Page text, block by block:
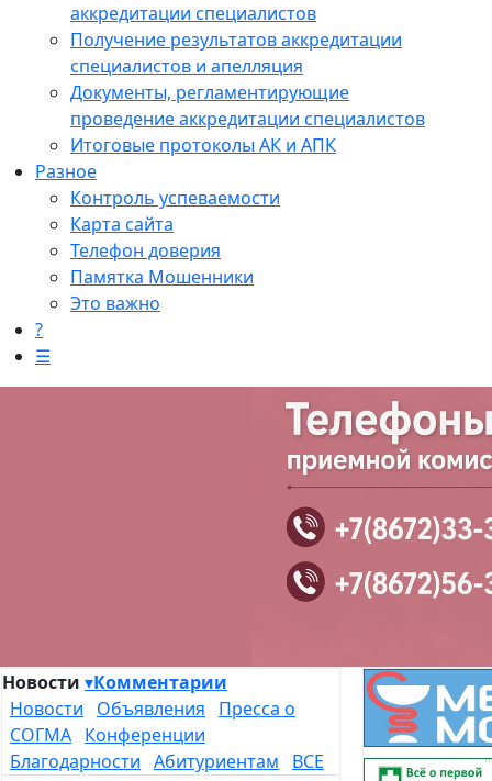
аккредитации специалистов
Получение результатов аккредитации
специалистов и апелляция
Документы, регламентирующие
проведение аккредитации специалистов
Итоговые протоколы АК и АПК
Разное
Контроль успеваемости
Карта сайта
Телефон доверия
Памятка Мошенники
Это важно
?
☰
Новости ▾Комментарии
Новости
Объявления
Пресса о
СОГМА Конференции
Благодарности Абитуриентам
ВСЕ